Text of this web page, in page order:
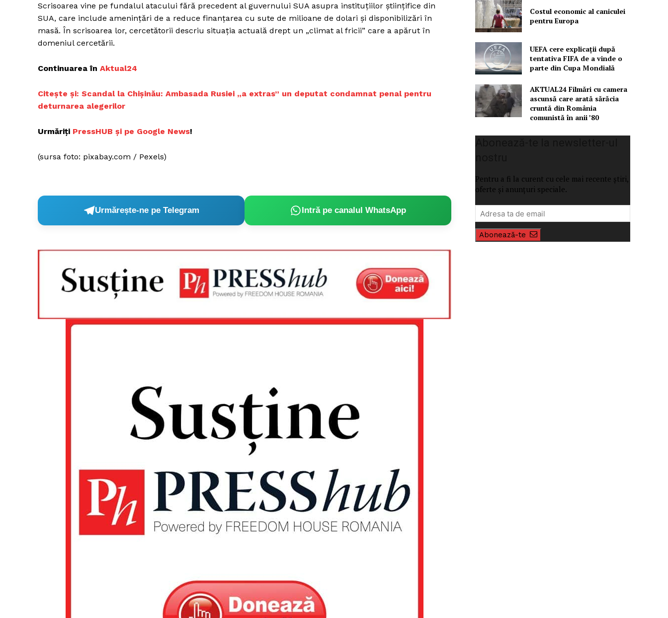
FREEDOM HOUSE
ROMÂNIA
Scrisoarea vine pe fundalul atacului fără precedent al guvernului SUA asupra instituțiilor științifice din
SUA, care include amenințări de a reduce finanțarea cu sute de milioane de dolari și disponibilizări în
masă. În scrisoarea lor, cercetătorii descriu situația actuală drept un „climat al fricii” care a apărut în
domeniul cercetării.
Continuarea în Aktual24
Citește și: Scandal la Chișinău: Ambasada Rusiei „a extras” un deputat condamnat penal pentru
deturnarea alegerilor
Urmăriți PressHUB și pe Google News!
(sursa foto: pixabay.com / Pexels)
Urmărește-ne pe Telegram Intră pe canalul WhatsApp
Costul economic al caniculei
pentru Europa
UEFA cere explicații după
tentativa FIFA de a vinde o
parte din Cupa Mondială
AKTUAL24 Filmări cu camera
ascunsă care arată sărăcia
cruntă din România
comunistă în anii ’80
Pentru a fi la curent cu cele mai recente știri,
oferte și anunțuri speciale.
Abonează-te